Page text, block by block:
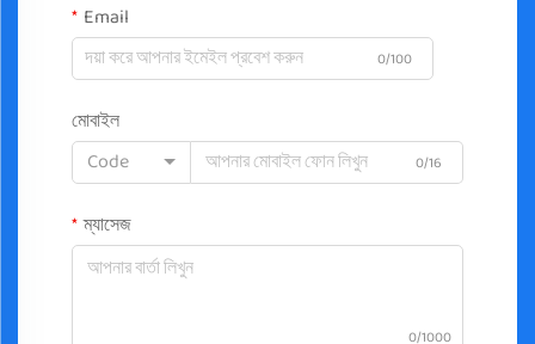
Email
0/100
মোবাইল
Code
0/16
ম্যাসেজ
0/1000